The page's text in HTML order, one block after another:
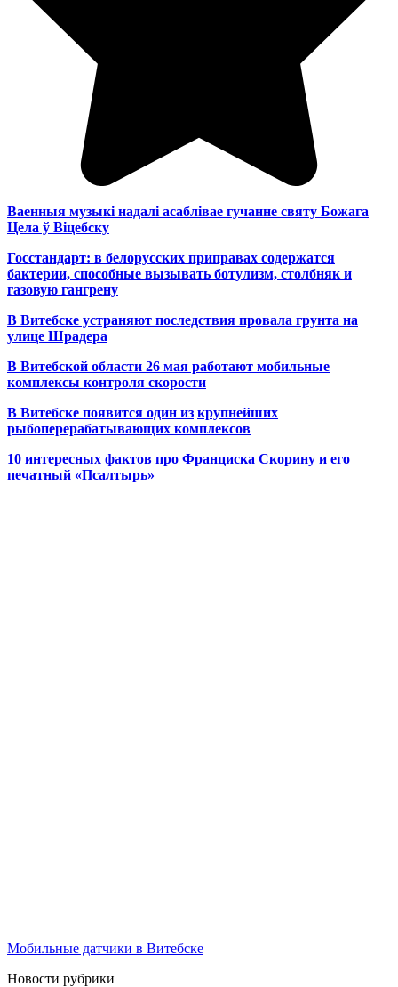
Ваенныя музыкі надалі асаблівае гучанне святу Божага
Цела ў Віцебску
Госстандарт: в белорусских приправах содержатся
бактерии, способные вызывать ботулизм, столбняк и
газовую гангрену
В Витебске устраняют последствия провала грунта на
улице Шрадера
В Витебской области 26 мая работают мобильные
комплексы контроля скорости
В Витебске появится один из крупнейших
рыбоперерабатывающих комплексов
10 интересных фактов про Франциска Скорину и его
печатный «Псалтырь»
Мобильные датчики в Витебске
Новости рубрики